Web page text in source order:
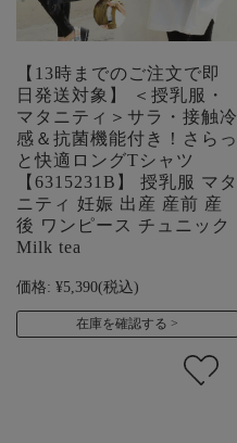
【13時までのご注文で即
日発送対象】 ＜授乳服・
マタニティ＞サラ・接触冷
感＆抗菌機能付き！さらっ
と快適ロングTシャツ
【6315231B】 授乳服 マタ
ニティ 妊娠 出産 産前 産
後 ワンピース チュニック
Milk tea
価格: ¥5,390(税込)
在庫を確認する